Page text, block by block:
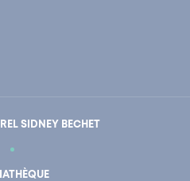
SIDNEY BECHET